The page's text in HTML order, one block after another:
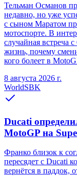
Тельман Османов
недавно, но уже
с сыном Маратом
мотоспорте. В
случайная встреча
жизнь, почему
кого болеет в
8 августа 2026 г.
WorldSBK
Ducati
MotoGP на
Франко близок к
пересядет с Ducati
вернётся в паддок,